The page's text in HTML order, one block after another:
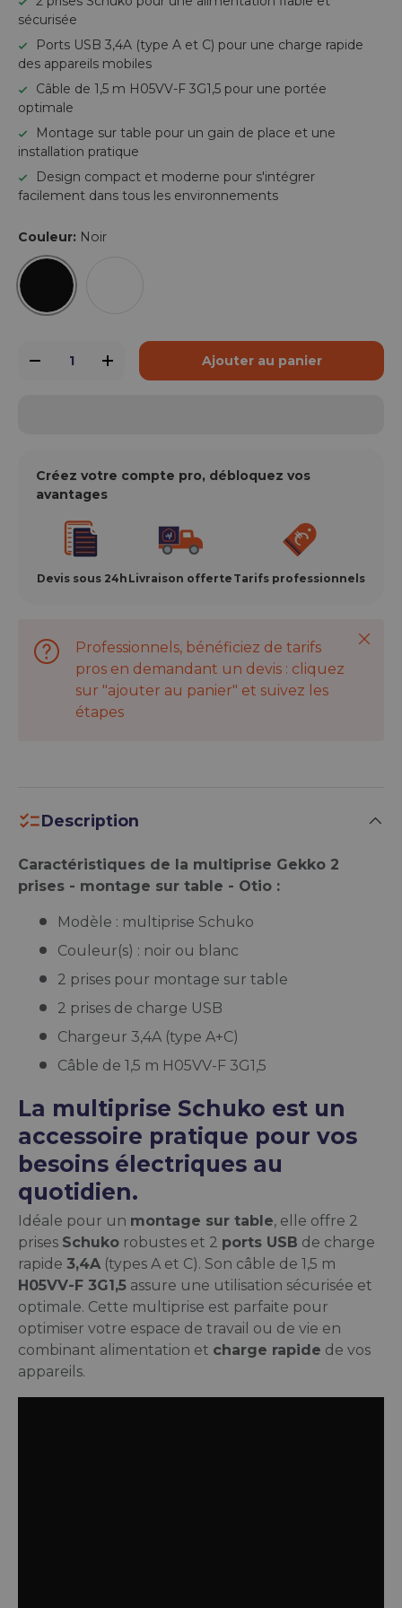
sécurisée
Ports USB 3,4A (type A et C) pour une charge rapide
des appareils mobiles
Câble de 1,5 m H05VV-F 3G1,5 pour une portée
optimale
Montage sur table pour un gain de place et une
installation pratique
Design compact et moderne pour s'intégrer
facilement dans tous les environnements
Couleur: Noir
Noir
-
+ Ajouter au panier
Créez votre compte pro, débloquez vos
avantages
Devis sous 24h Livraison offerte Tarifs professionnels
Professionnels, bénéficiez de tarifs
pros en demandant un devis : cliquez
sur "ajouter au panier" et suivez les
étapes
Description
Caractéristiques de la multiprise Gekko 2
prises - montage sur table - Otio :
Modèle : multiprise Schuko
Couleur(s) : noir ou blanc
2 prises pour montage sur table
2 prises de charge USB
Chargeur 3,4A (type A+C)
Câble de 1,5 m H05VV-F 3G1,5
La multiprise Schuko est un
accessoire pratique pour vos
besoins électriques au
quotidien.
Idéale pour un montage sur table, elle offre 2
prises Schuko robustes et 2 ports USB de charge
rapide 3,4A (types A et C). Son câble de 1,5 m
H05VV-F 3G1,5 assure une utilisation sécurisée et
optimale. Cette multiprise est parfaite pour
optimiser votre espace de travail ou de vie en
combinant alimentation et charge rapide de vos
appareils.